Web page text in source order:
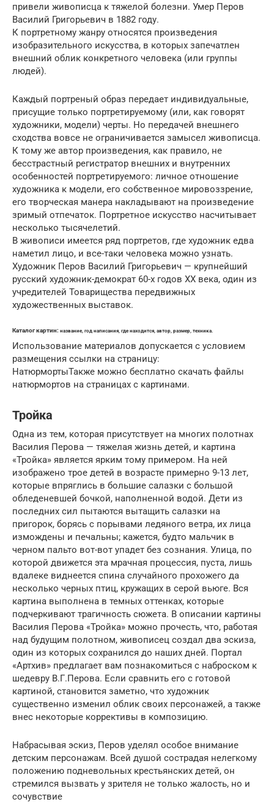
привели живописца к тяжелой болезни. Умер Перов
Василий Григорьевич в 1882 году.
К портретному жанру относятся произведения
изобразительного искусства, в которых запечатлен
внешний облик конкретного человека (или группы
людей).
Каждый портреный образ передает индивидуальные,
присущие только портретируемому (или, как говорят
художники, модели) черты. Но передачей внешнего
сходства вовсе не ограничивается замысел живописца.
К тому же автор произведения, как правило, не
бесстрастный регистратор внешних и внутренних
особенностей портретируемого: личное отношение
художника к модели, его собственное мировоззрение,
его творческая манера накладывают на произведение
зримый отпечаток. Портретное искусство насчитывает
несколько тысячелетий.
В живописи имеется ряд портретов, где художник едва
наметил лицо, и все-таки человека можно узнать.
Художник Перов Василий Григорьевич — крупнейший
русский художник-демократ 60-х годов ХХ века, один из
учредителей Товарищества передвижных
художественных выставок.
Каталог картин: название, год написания, где находится, автор, размер, техника.
Использование материалов допускается с условием
размещения ссылки на страницу:
НатюрмортыТакже можно бесплатно скачать файлы
натюрмортов на страницах с картинами.
Тройка
Одна из тем, которая присутствует на многих полотнах
Василия Перова — тяжелая жизнь детей, и картина
«Тройка» является ярким тому примером. На ней
изображено трое детей в возрасте примерно 9-13 лет,
которые впряглись в большие салазки с большой
обледеневшей бочкой, наполненной водой. Дети из
последних сил пытаются вытащить салазки на
пригорок, борясь с порывами ледяного ветра, их лица
измождены и печальны; кажется, будто мальчик в
черном пальто вот-вот упадет без сознания. Улица, по
которой движется эта мрачная процессия, пуста, лишь
вдалеке виднеется спина случайного прохожего да
несколько черных птиц, кружащих в серой вьюге. Вся
картина выполнена в темных оттенках, которые
подчеркивают трагичность сюжета. В описании картины
Василия Перова «Тройка» можно прочесть, что, работая
над будущим полотном, живописец создал два эскиза,
один из которых сохранился до наших дней. Портал
«Артхив» предлагает вам познакомиться с наброском к
шедевру В.Г.Перова. Если сравнить его с готовой
картиной, становится заметно, что художник
существенно изменил облик своих персонажей, а также
внес некоторые коррективы в композицию.
Набрасывая эскиз, Перов уделял особое внимание
детским персонажам. Всей душой сострадая нелегкому
положению подневольных крестьянских детей, он
стремился вызвать у зрителя не только жалость, но и
сочувствие